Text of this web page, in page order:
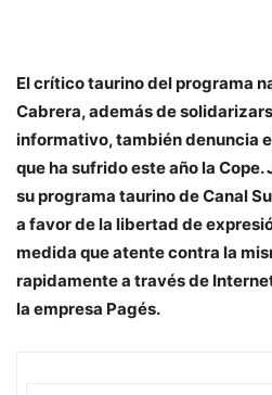
El crítico taurino del programa
Cabrera, además de
informativo, también denuncia
que ha sufrido este año la Cope.
su programa taurino de Canal
a favor de la libertad de
medida que atente contra la
rapidamente a través de
la empresa Pagés.